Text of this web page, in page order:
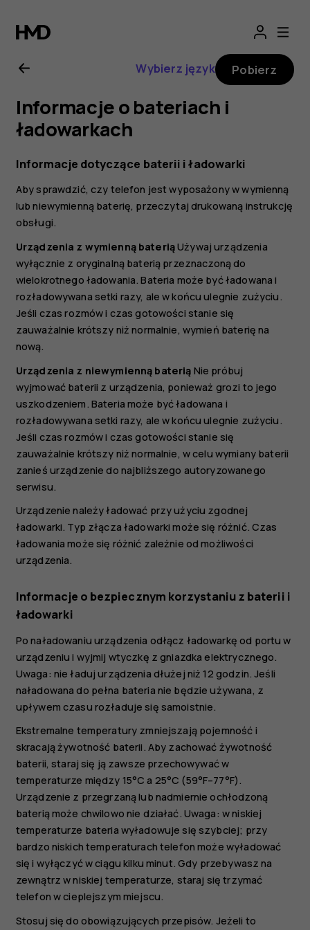
Instrukcja
obsługi
telefonu
Nokia
7
Plus
Wybierz język Pobierz
Informacje o bateriach i
ładowarkach
Informacje dotyczące baterii i ładowarki
Aby sprawdzić, czy telefon jest wyposażony w wymienną
lub niewymienną baterię, przeczytaj drukowaną instrukcję
obsługi.
Urządzenia z wymienną bateriąUżywaj urządzenia
wyłącznie z oryginalną baterią przeznaczoną do
wielokrotnego ładowania. Bateria może być ładowana i
rozładowywana setki razy, ale w końcu ulegnie zużyciu.
Jeśli czas rozmów i czas gotowości stanie się
zauważalnie krótszy niż normalnie, wymień baterię na
nową.
Urządzenia z niewymienną baterią Nie próbuj
wyjmować baterii z urządzenia, ponieważ grozi to jego
uszkodzeniem. Bateria może być ładowana i
rozładowywana setki razy, ale w końcu ulegnie zużyciu.
Jeśli czas rozmów i czas gotowości stanie się
zauważalnie krótszy niż normalnie, w celu wymiany baterii
zanieś urządzenie do najbliższego autoryzowanego
serwisu.
Urządzenie należy ładować przy użyciu zgodnej
ładowarki. Typ złącza ładowarki może się różnić. Czas
ładowania może się różnić zależnie od możliwości
urządzenia.
Informacje o bezpiecznym korzystaniu z baterii i
ładowarki
Po naładowaniu urządzenia odłącz ładowarkę od portu w
urządzeniu i wyjmij wtyczkę z gniazdka elektrycznego.
Uwaga: nie ładuj urządzenia dłużej niż 12 godzin. Jeśli
naładowana do pełna bateria nie będzie używana, z
upływem czasu rozładuje się samoistnie.
Ekstremalne temperatury zmniejszają pojemność i
skracają żywotność baterii. Aby zachować żywotność
baterii, staraj się ją zawsze przechowywać w
temperaturze między 15°C a 25°C (59°F–77°F).
Urządzenie z przegrzaną lub nadmiernie ochłodzoną
baterią może chwilowo nie działać. Uwaga: w niskiej
temperaturze bateria wyładowuje się szybciej; przy
bardzo niskich temperaturach telefon może wyładować
się i wyłączyć w ciągu kilku minut. Gdy przebywasz na
zewnątrz w niskiej temperaturze, staraj się trzymać
telefon w cieplejszym miejscu.
Stosuj się do obowiązujących przepisów. Jeżeli to